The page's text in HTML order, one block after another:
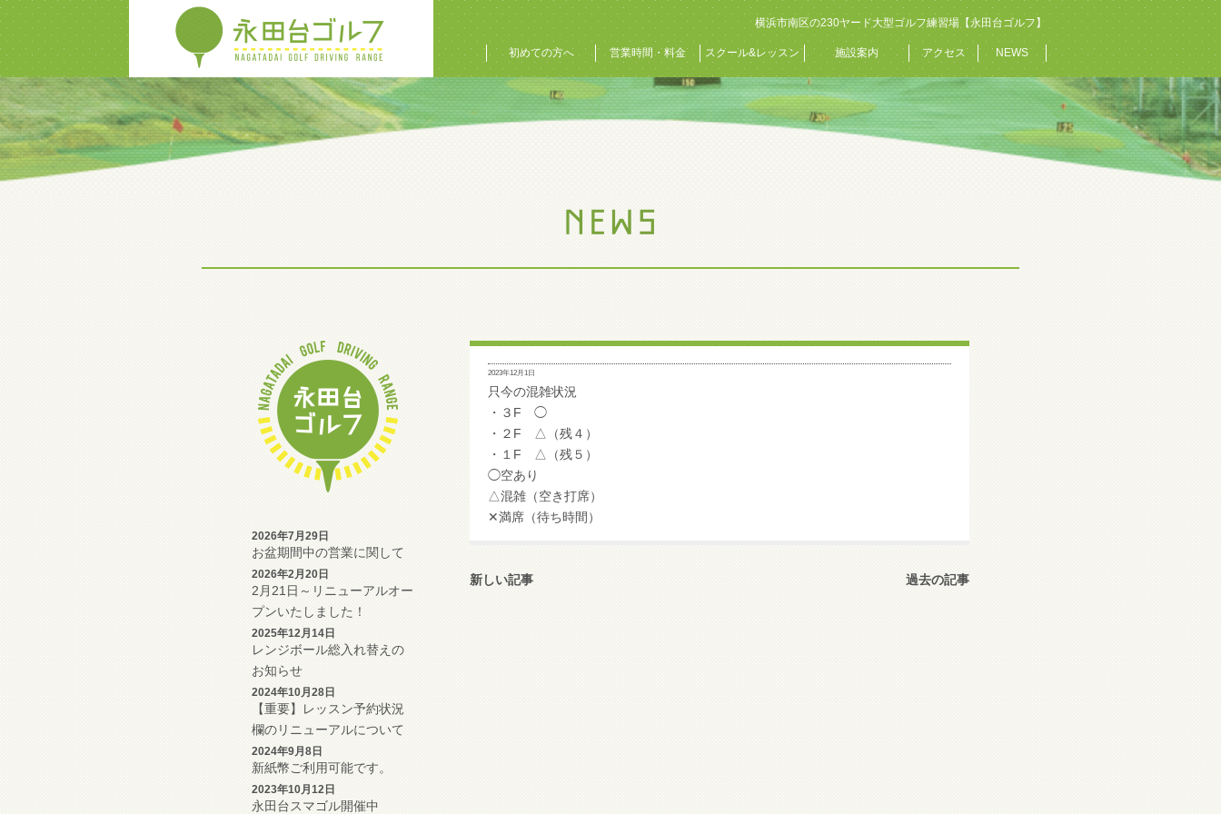
横浜市南区の230ヤード大型ゴルフ練習場【永田台ゴルフ】
初めての方へ 営業時間・料金 スクール&レッスン 施設案内 アクセス NEWS
2026年7月29日
お盆期間中の営業に関して
2026年2月20日
2月21日～リニューアルオー
プンいたしました！
2025年12月14日
レンジボール総入れ替えの
お知らせ
2024年10月28日
【重要】レッスン予約状況
欄のリニューアルについて
2024年9月8日
新紙幣ご利用可能です。
2023年10月12日
永田台スマゴル開催中
2023年12月1日
只今の混雑状況
・３F ◯
・２F △（残４）
・１F △（残５）
◯空あり
△混雑（空き打席）
✕満席（待ち時間）
新しい記事 過去の記事